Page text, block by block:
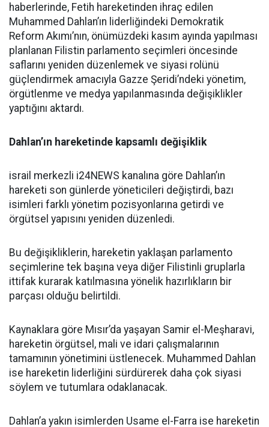
haberlerinde, Fetih hareketinden ihraç edilen
Muhammed Dahlan’ın liderliğindeki Demokratik
Reform Akımı’nın, önümüzdeki kasım ayında yapılması
planlanan Filistin parlamento seçimleri öncesinde
saflarını yeniden düzenlemek ve siyasi rolünü
güçlendirmek amacıyla Gazze Şeridi’ndeki yönetim,
örgütlenme ve medya yapılanmasında değişiklikler
yaptığını aktardı.
Dahlan’ın hareketinde kapsamlı değişiklik
israil merkezli i24NEWS kanalına göre Dahlan’ın
hareketi son günlerde yöneticileri değiştirdi, bazı
isimleri farklı yönetim pozisyonlarına getirdi ve
örgütsel yapısını yeniden düzenledi.
Bu değişikliklerin, hareketin yaklaşan parlamento
seçimlerine tek başına veya diğer Filistinli gruplarla
ittifak kurarak katılmasına yönelik hazırlıkların bir
parçası olduğu belirtildi.
Kaynaklara göre Mısır’da yaşayan Samir el-Meşharavi,
hareketin örgütsel, mali ve idari çalışmalarının
tamamının yönetimini üstlenecek. Muhammed Dahlan
ise hareketin liderliğini sürdürerek daha çok siyasi
söylem ve tutumlara odaklanacak.
Dahlan’a yakın isimlerden Usame el-Farra ise hareketin